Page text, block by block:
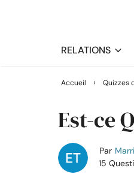
RELATIONS
Accueil › Quizzes
Est-ce
Par
15